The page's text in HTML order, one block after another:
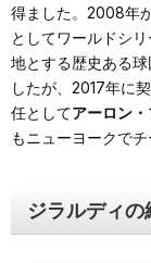
得ました。2008年
としてワールドシ
地とする歴史ある
したが、2017年に
任としてアーロン
もニューヨークでチ
ジラルディの